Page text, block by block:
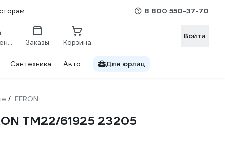
8 800 550-37-70
Сравнение Заказы Корзина
Войти
Сантехника Авто Для юрлиц
/ FERON
TM22/61925 23205